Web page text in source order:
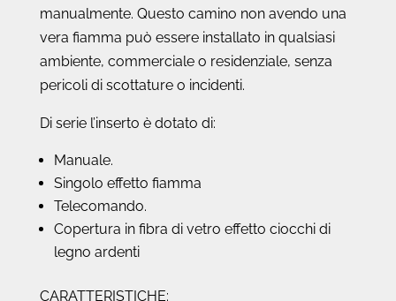
manualmente. Questo camino non avendo una
vera fiamma può essere installato in qualsiasi
ambiente, commerciale o residenziale, senza
pericoli di scottature o incidenti.
Di serie l’inserto è dotato di:
Manuale.
Singolo effetto fiamma
Telecomando.
Copertura in fibra di vetro effetto ciocchi di
legno ardenti
CARATTERISTICHE: